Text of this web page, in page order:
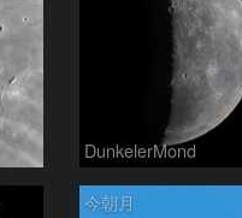
DunkelerMond
今朝月